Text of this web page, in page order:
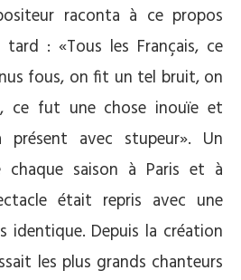
raconta à ce propos
: «Tous les Français, ce
fous, on fit un tel bruit, on
ce fut une chose inouïe et
avec stupeur». Un
chaque saison à Paris et à
était repris avec une
Depuis la création
les plus grands chanteurs